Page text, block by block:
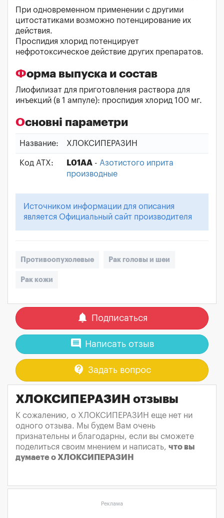
При одновременном применении с другими
цитостатиками возможно потенцирование их
действия.
Проспидия хлорид потенцирует
нефротоксическое действие других препаратов.
Форма выпуска и состав
Лиофилизат для приготовления раствора для
инъекций (в 1 ампуле): проспидия хлорид 100 мг.
Основні параметри
Название: ХЛОКСИПЕРАЗИН
Код АТХ: L01AA - Азотистого иприта
производные
Источником информации для описания
является Официальный сайт производителя
Противоопухолевые Рак головы и шеи
Рак кожи
notifications Подписаться
comment Написать отзыв
contact_support Задать вопрос
ХЛОКСИПЕРАЗИН отзывы
К сожалению, о ХЛОКСИПЕРАЗИН еще нет ни
одного отзыва. Мы будем Вам очень
признательны и благодарны, если вы сможете
поделиться своим мнением и написать, что вы
думаете о ХЛОКСИПЕРАЗИН
Реклама